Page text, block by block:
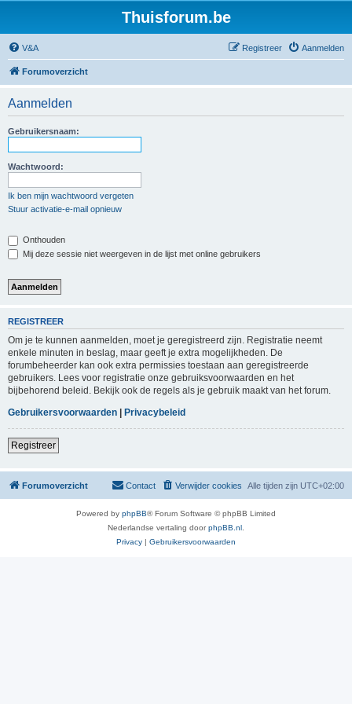
Thuisforum.be
V&A Aanmelden
Registreer
Forumoverzicht
Aanmelden
Gebruikersnaam:
Wachtwoord:
Ik ben mijn wachtwoord vergeten
Stuur activatie-e-mail opnieuw
Onthouden
Mij deze sessie niet weergeven in de lijst met online gebruikers
REGISTREER
Om je te kunnen aanmelden, moet je geregistreerd zijn. Registratie neemt
enkele minuten in beslag, maar geeft je extra mogelijkheden. De
forumbeheerder kan ook extra permissies toestaan aan geregistreerde
gebruikers. Lees voor registratie onze gebruiksvoorwaarden en het
bijbehorend beleid. Bekijk ook de regels als je gebruik maakt van het forum.
Gebruikersvoorwaarden | Privacybeleid
Registreer
Forumoverzicht Alle tijden zijn UTC+02:00
Verwijder cookies
Contact
Powered by phpBB® Forum Software © phpBB Limited
Nederlandse vertaling doorphpBB.nl
Privacy | Gebruikersvoorwaarden